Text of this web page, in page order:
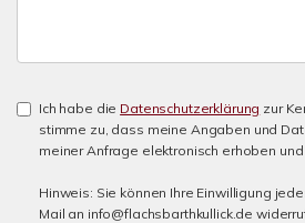
Ich habe die Datenschutzerklärung zur
stimme zu, dass meine Angaben und
meiner Anfrage elektronisch erhoben
Hinweis: Sie können Ihre Einwilligung
Mail an info@flachsbarthkullick.de